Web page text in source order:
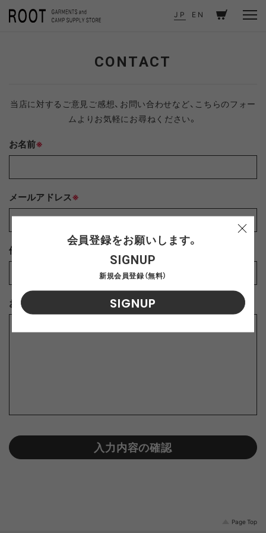
JP EN
TOP CONTACT
CONTACT
当店に対するご意見ご感想、お問い合わせなど、こちらのフォー
ムよりお気軽にお尋ねください。
お名前※
メールアドレス※
件名
お問合せ内容
入力内容の確認
Page Top
会員登録をお願いします。
SIGNUP
新規会員登録（無料）
SIGNUP